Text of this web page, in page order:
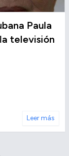
Paula
televisión
Leer más